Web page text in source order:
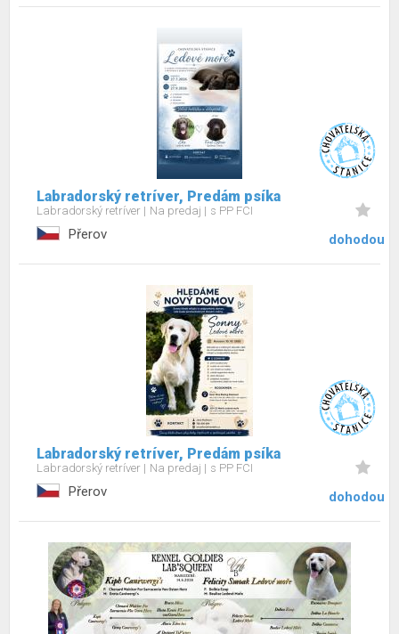
Labradorský retríver, Predám psíka
Labradorský retríver Na predaj s PP FCI
Přerov dohodou
Labradorský retríver, Predám psíka
Labradorský retríver Na predaj s PP FCI
Přerov dohodou